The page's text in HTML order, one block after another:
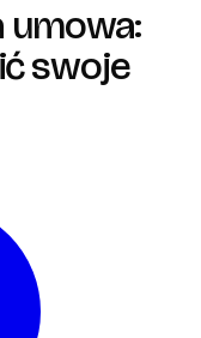
umowa:
swoje